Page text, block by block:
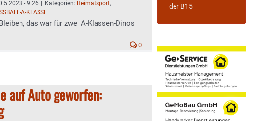
- 9:26 Kategorien: Heimatsport,
A-KLASSE
das war für zwei A-Klassen-Dinos
0
auf Auto geworfen:
der B15